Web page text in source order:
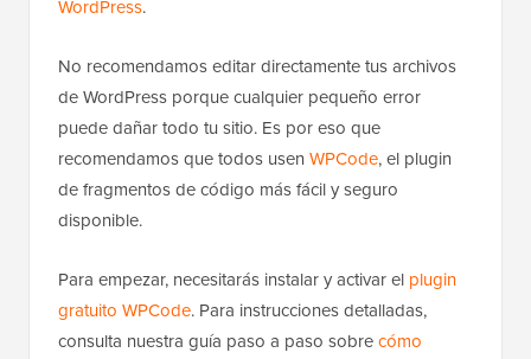
WordPress.
No recomendamos editar directamente tus archivos
de WordPress porque cualquier pequeño error
puede dañar todo tu sitio. Es por eso que
recomendamos que todos usen WPCode, el plugin
de fragmentos de código más fácil y seguro
disponible.
Para empezar, necesitarás instalar y activar el plugin
gratuito WPCode. Para instrucciones detalladas,
consulta nuestra guía paso a paso sobrecómo